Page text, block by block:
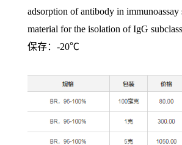
adsorption of antibody in immunoassay
material for the isolation of IgG
保存： -20℃